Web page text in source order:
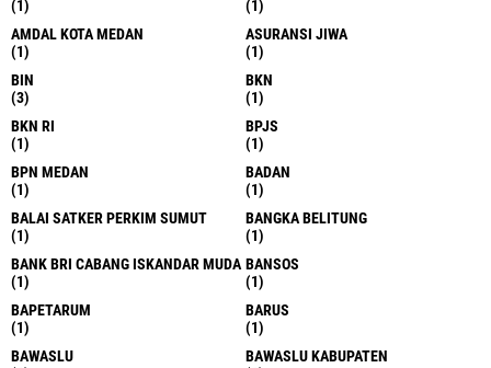
(1)
(1)
AMDAL KOTA MEDAN
(1)
ASURANSI JIWA
(1)
BIN
(3)
BKN
(1)
BKN RI
(1)
BPJS
(1)
BPN MEDAN
(1)
BADAN
(1)
BALAI SATKER PERKIM SUMUT
(1)
BANGKA BELITUNG
(1)
BANK BRI CABANG ISKANDAR MUDA
(1)
BANSOS
(1)
BAPETARUM
(1)
BARUS
(1)
BAWASLU
BAWASLU KABUPATEN